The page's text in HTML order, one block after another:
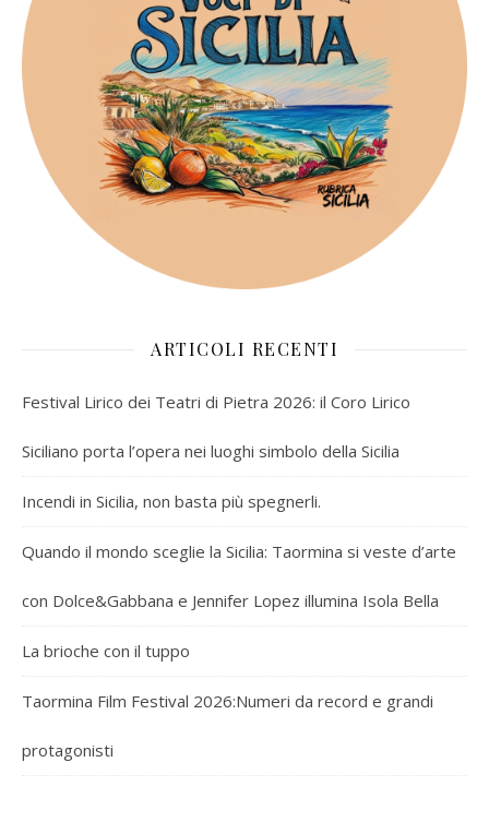
ARTICOLI RECENTI
Festival Lirico dei Teatri di Pietra 2026: il Coro Lirico
Siciliano porta l’opera nei luoghi simbolo della Sicilia
Incendi in Sicilia, non basta più spegnerli.
Quando il mondo sceglie la Sicilia: Taormina si veste d’arte
con Dolce&Gabbana e Jennifer Lopez illumina Isola Bella
La brioche con il tuppo
Taormina Film Festival 2026:Numeri da record e grandi
protagonisti